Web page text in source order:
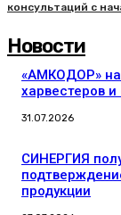
консультаций с
Новости
«АМКОДОР»
харвестеров
31.07.2026
СИНЕРГИЯ
продукции